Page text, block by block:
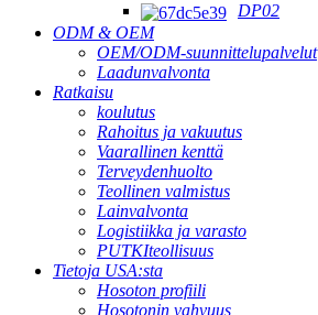
DP02
ODM & OEM
OEM/ODM-suunnittelupalvelut
Laadunvalvonta
Ratkaisu
koulutus
Rahoitus ja vakuutus
Vaarallinen kenttä
Terveydenhuolto
Teollinen valmistus
Lainvalvonta
Logistiikka ja varasto
PUTKIteollisuus
Tietoja USA:sta
Hosoton profiili
Hosotonin vahvuus